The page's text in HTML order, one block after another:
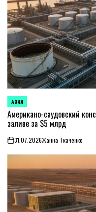
ОПУБЛИКОВАНО
В
АЗИЯ
Американо-саудовский
заливе за $5 млрд
on31.07.2026Жанна Ткаченко